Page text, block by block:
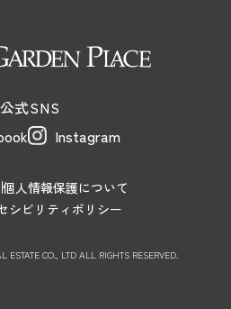
公式SNS
Instagram
個人情報保護について
シビリティポリシー
ESTATE CO., LTD ALL RIGHTS RESERVED.